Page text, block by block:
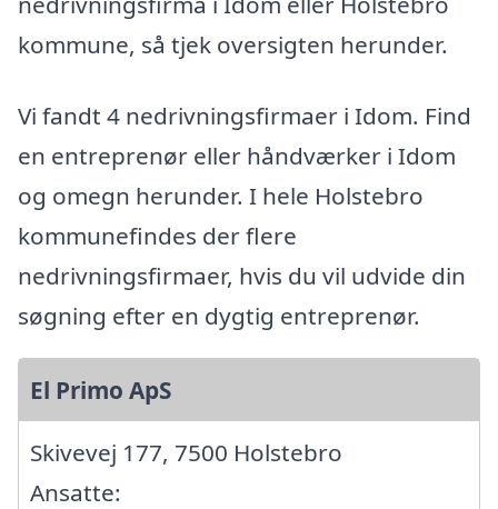
kommune, så tjek oversigten herunder.
Vi fandt 4 nedrivningsfirmaer i Idom. Find
en entreprenør eller håndværker i Idom
og omegn herunder. I hele Holstebro
kommunefindes der flere
nedrivningsfirmaer, hvis du vil udvide din
søgning efter en dygtig entreprenør.
El Primo ApS
Skivevej 177, 7500 Holstebro
Ansatte: